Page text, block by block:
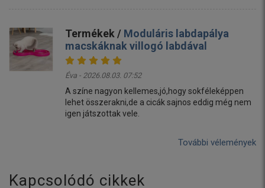
Termékek / Moduláris labdapálya
macskáknak villogó labdával
Éva - 2026.08.03. 07:52
A színe nagyon kellemes,jó,hogy sokféleképpen
lehet összerakni,de a cicák sajnos eddig még nem
igen játszottak vele.
További vélemények
Kapcsolódó cikkek